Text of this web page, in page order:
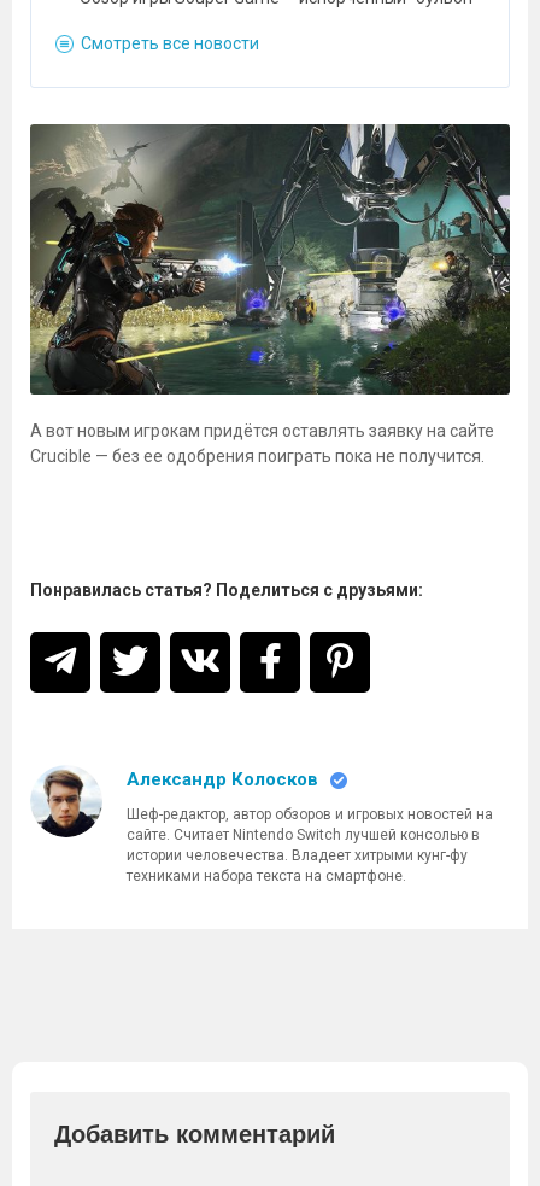
Смотреть все новости
А вот новым игрокам придётся оставлять заявку на сайте
Crucible — без ее одобрения поиграть пока не получится.
Понравилась статья? Поделиться с друзьями:
Александр Колосков
Шеф-редактор, автор обзоров и игровых новостей на
сайте. Считает Nintendo Switch лучшей консолью в
истории человечества. Владеет хитрыми кунг-фу
техниками набора текста на смартфоне.
Добавить комментарий